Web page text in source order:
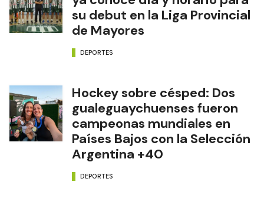
su debut en la Liga Provincial
de Mayores
DEPORTES
Hockey sobre césped: Dos
gualeguaychuenses fueron
campeonas mundiales en
Países Bajos con la Selección
Argentina +40
DEPORTES